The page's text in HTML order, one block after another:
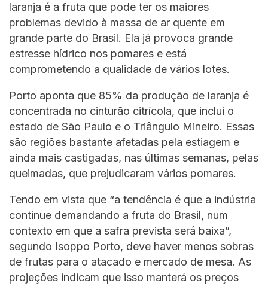
laranja é a fruta que pode ter os maiores
problemas devido à massa de ar quente em
grande parte do Brasil. Ela já provoca grande
estresse hídrico nos pomares e está
comprometendo a qualidade de vários lotes.
Porto aponta que 85% da produção de laranja é
concentrada no cinturão citrícola, que inclui o
estado de São Paulo e o Triângulo Mineiro. Essas
são regiões bastante afetadas pela estiagem e
ainda mais castigadas, nas últimas semanas, pelas
queimadas, que prejudicaram vários pomares.
Tendo em vista que “a tendência é que a indústria
continue demandando a fruta do Brasil, num
contexto em que a safra prevista será baixa”,
segundo Isoppo Porto, deve haver menos sobras
de frutas para o atacado e mercado de mesa. As
projeções indicam que isso manterá os preços